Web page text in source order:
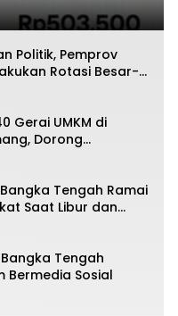
Politik, Pemprov
Rotasi Besar-
Gerai UMKM di
Dorong
Tengah Ramai
Saat Libur dan
Tengah
Bermedia Sosial